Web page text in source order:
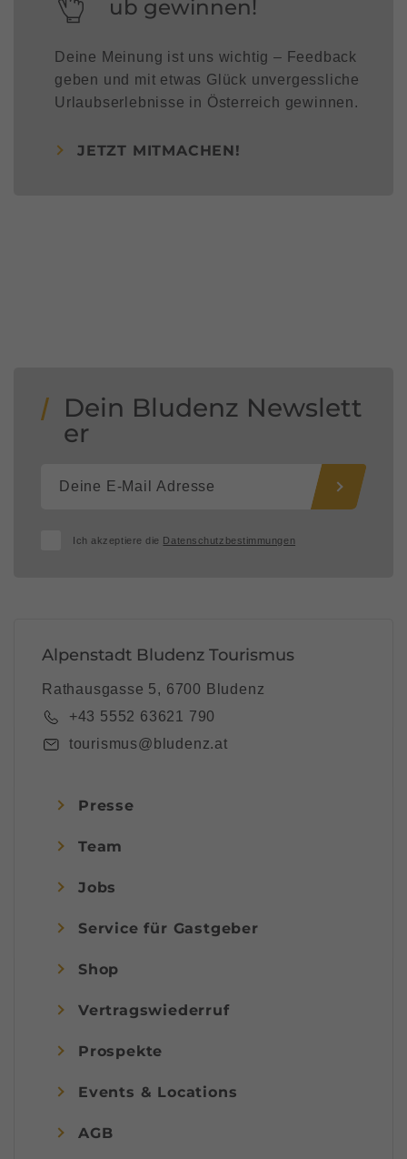
ub gewinnen!
Deine Meinung ist uns wichtig – Feedback
geben und mit etwas Glück unvergessliche
Urlaubserlebnisse in Österreich gewinnen.
JETZT MITMACHEN!
Dein Bludenz Newslett
er
Ich akzeptiere die Datenschutzbestimmungen
Alpenstadt Bludenz Tourismus
Rathausgasse 5, 6700 Bludenz
+43 5552 63621 790
tourismus@bludenz.at
Presse
Team
Jobs
Service für Gastgeber
Shop
Vertragswiederruf
Prospekte
Events & Locations
AGB